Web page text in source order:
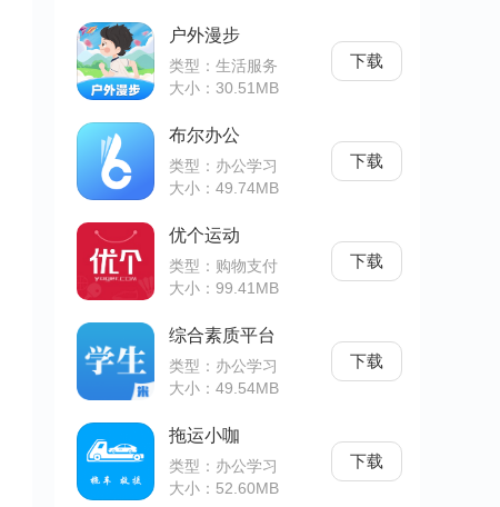
户外漫步
类型：生活服务
大小：30.51MB
下载
布尔办公
类型：办公学习
大小：49.74MB
下载
优个运动
类型：购物支付
大小：99.41MB
下载
综合素质平台
类型：办公学习
大小：49.54MB
下载
拖运小咖
类型：办公学习
大小：52.60MB
下载